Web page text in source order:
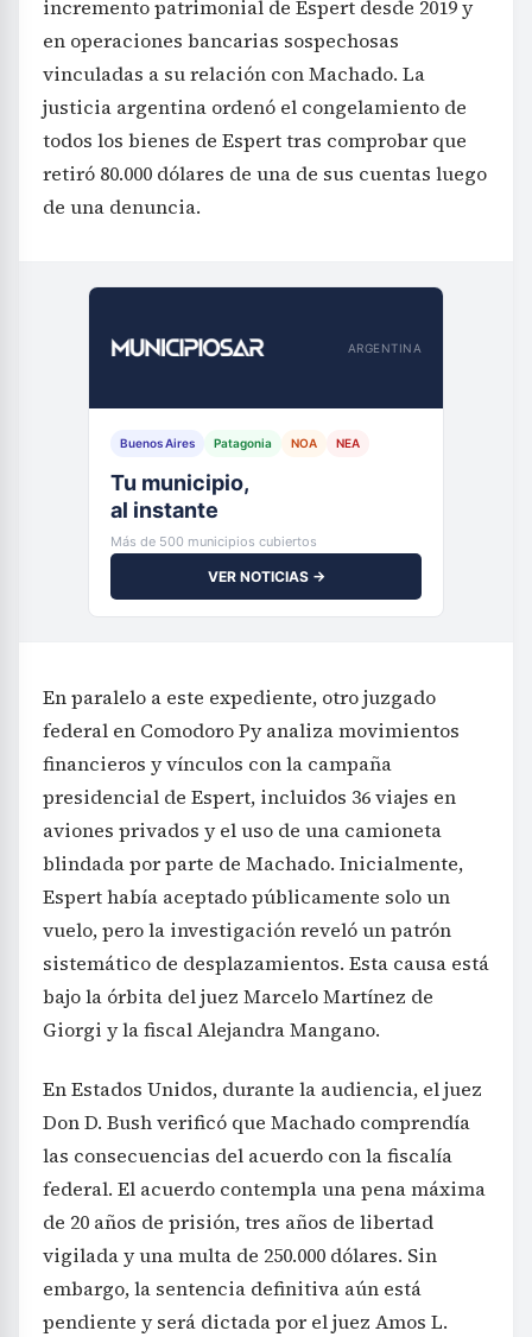
incremento patrimonial de Espert desde 2019 y
en operaciones bancarias sospechosas
vinculadas a su relación con Machado. La
justicia argentina ordenó el congelamiento de
todos los bienes de Espert tras comprobar que
retiró 80.000 dólares de una de sus cuentas luego
de una denuncia.
ARGENTINA
Buenos Aires Patagonia NOA NEA
Tu municipio,
al instante
Más de 500 municipios cubiertos
VER NOTICIAS →
En paralelo a este expediente, otro juzgado
federal en Comodoro Py analiza movimientos
financieros y vínculos con la campaña
presidencial de Espert, incluidos 36 viajes en
aviones privados y el uso de una camioneta
blindada por parte de Machado. Inicialmente,
Espert había aceptado públicamente solo un
vuelo, pero la investigación reveló un patrón
sistemático de desplazamientos. Esta causa está
bajo la órbita del juez Marcelo Martínez de
Giorgi y la fiscal Alejandra Mangano.
En Estados Unidos, durante la audiencia, el juez
Don D. Bush verificó que Machado comprendía
las consecuencias del acuerdo con la fiscalía
federal. El acuerdo contempla una pena máxima
de 20 años de prisión, tres años de libertad
vigilada y una multa de 250.000 dólares. Sin
embargo, la sentencia definitiva aún está
pendiente y será dictada por el juez Amos L.